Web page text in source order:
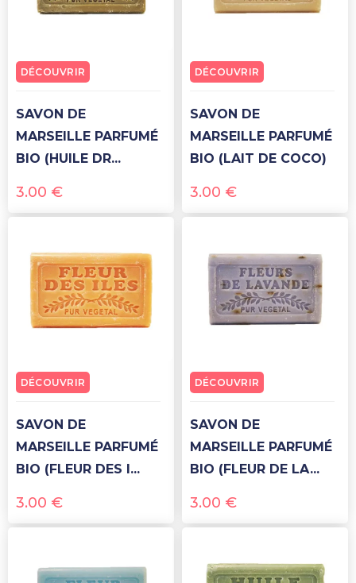
SAVON DE
MARSEILLE PARFUMÉ
BIO (HUILE DR...
3.00 €
DÉCOUVRIR
SAVON DE
MARSEILLE PARFUMÉ
BIO (LAIT DE COCO)
3.00 €
DÉCOUVRIR
SAVON DE
MARSEILLE PARFUMÉ
BIO (FLEUR DES I...
3.00 €
DÉCOUVRIR
SAVON DE
MARSEILLE PARFUMÉ
BIO (FLEUR DE LA...
3.00 €
DÉCOUVRIR